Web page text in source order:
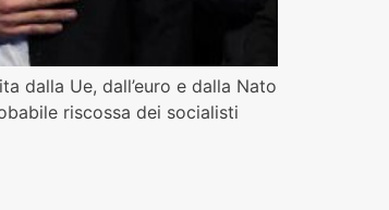
dalla Ue, dall’euro e dalla Nato
riscossa dei socialisti